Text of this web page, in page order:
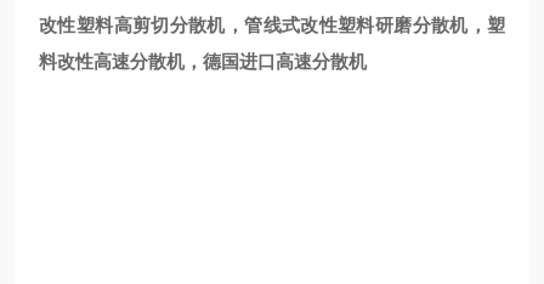
改性塑料高剪切分散机，管线式改性塑料研磨分散机，塑
料改性高速分散机，德国进口高速分散机